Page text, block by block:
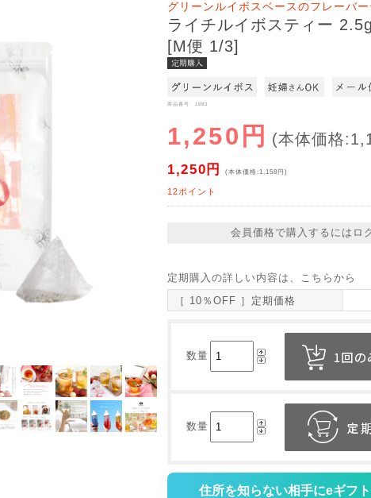
グリーンルイボスベースのフレーバー
ライチルイボスティー
[M便 1/3]
商品番号 1883
1,250円 (本体価格
1,250円 (本体価格:1,158円)
12ポイント
会員価格で購入するにはロ
定期購入の詳しい内容は、こちらから
［ 10％OFF ］定期価格
数量
数量
住所を知らない相手にeギフ